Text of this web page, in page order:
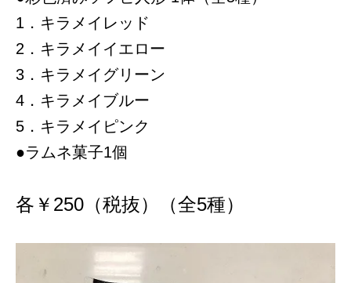
1．キラメイレッド
2．キラメイイエロー
3．キラメイグリーン
4．キラメイブルー
5．キラメイピンク
●ラムネ菓子1個
各 ￥250 （税抜）（全5種）